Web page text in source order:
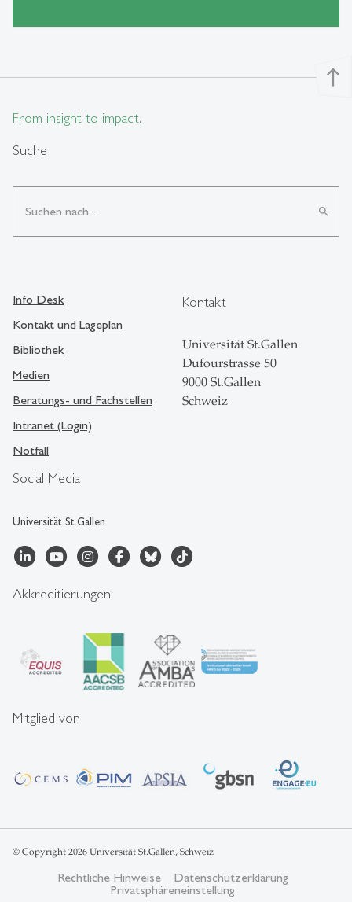
north
From insight to impact.
Suche
search
Social Media
Universität St.Gallen
Info Desk
Kontakt und Lageplan
Bibliothek
Medien
Beratungs- und Fachstellen
Intranet (Login)
Notfall
Kontakt
Universität St.Gallen
Dufourstrasse 50
9000 St.Gallen
Schweiz
Akkreditierungen
Mitglied von
© Copyright 2026 Universität St.Gallen, Schweiz
Rechtliche Hinweise
Datenschutzerklärung
Privatsphäreneinstellung